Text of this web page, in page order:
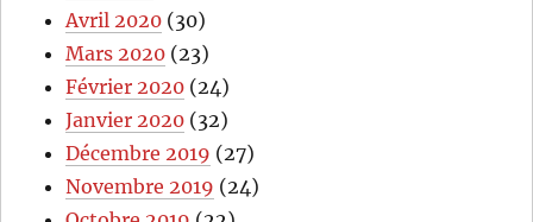
Avril 2020 (30)
Mars 2020 (23)
Février 2020 (24)
Janvier 2020 (32)
Décembre 2019 (27)
Novembre 2019 (24)